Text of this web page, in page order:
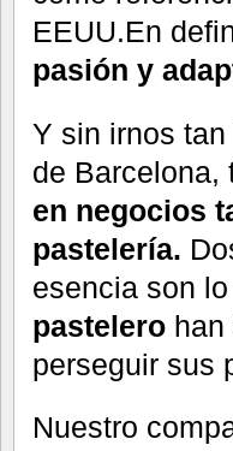
EEUU.En
pasión y
Y sin irnos
de
en negocios
pastelería.
esencia son
pastelero han
perseguir sus
Nuestro